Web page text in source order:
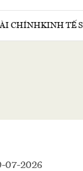
CHÍNHKINH TẾ
07-2026